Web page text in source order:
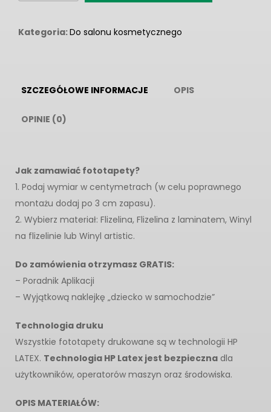
z
w
kolorystyce"
Kategoria:Do salonu kosmetycznego
SZCZEGÓŁOWE INFORMACJE OPIS
OPINIE (0)
Jak zamawiać fototapety?
1. Podaj wymiar w centymetrach (w celu poprawnego
montażu dodaj po 3 cm zapasu).
2. Wybierz materiał: Flizelina, Flizelina z laminatem, Winyl
na flizelinie lub Winyl artistic.
Do zamówienia otrzymasz GRATIS:
– Poradnik Aplikacji
– Wyjątkową naklejkę „dziecko w samochodzie”
Technologia druku
Wszystkie fototapety drukowane są w technologii HP
LATEX. Technologia HP Latex jest bezpieczna dla
użytkowników, operatorów maszyn oraz środowiska.
OPIS MATERIAŁÓW: